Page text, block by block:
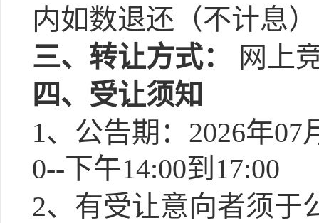
内如数退还（不计息
三、转让方式：
网上
四、受让须知
1、公告期：2026年07
0--下午14:00到17:00
2、有受让意向者须于